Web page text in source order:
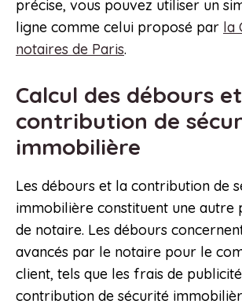
précise, vous pouvez utiliser un
ligne comme celui proposé par la
notaires de Paris.
Calcul des débours
contribution de
immobilière
Les débours et la contribution de
immobilière constituent une autre
de notaire. Les débours
avancés par le notaire pour le
client, tels que les frais de
contribution de sécurité